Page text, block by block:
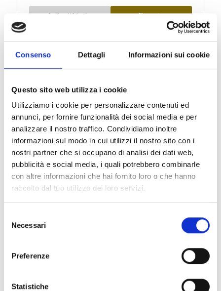
Consenso Dettagli Informazioni sui cookie
Questo sito web utilizza i cookie
Utilizziamo i cookie per personalizzare contenuti ed
annunci, per fornire funzionalità dei social media e per
analizzare il nostro traffico. Condividiamo inoltre
informazioni sul modo in cui utilizzi il nostro sito con i
nostri partner che si occupano di analisi dei dati web,
pubblicità e social media, i quali potrebbero combinarle
con altre informazioni che hai fornito loro o che hanno
raccolto dal tuo utilizzo dei loro servizi.
delNecessari
Preferenze
Statistiche